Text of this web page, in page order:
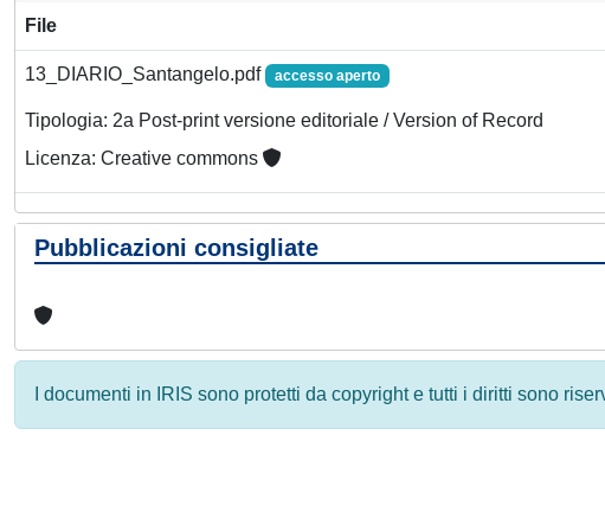
File
13_DIARIO_Santangelo.pdf accesso aperto
Tipologia: 2a Post-print versione editoriale / Version of Record
Licenza: Creative commons
Pubblicazioni consigliate
I documenti in IRIS sono protetti da copyright e tutti i diritti sono